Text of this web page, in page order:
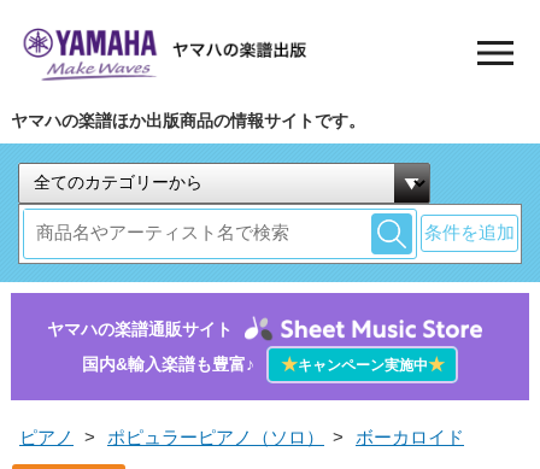
ヤマハの楽譜ほか出版商品の情報サイトです。
条件を追加
ヤマハの楽譜通販サイト
国内&輸入楽譜も豊富♪
★キャンペーン実施中★
ピアノ > ポピュラーピアノ（ソロ） > ボーカロイド